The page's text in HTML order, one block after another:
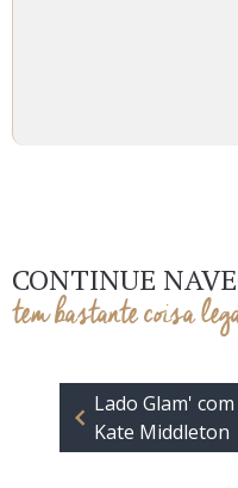
CONTINUE
tem bastante coisa
Lado Glam' com
Kate Middleton